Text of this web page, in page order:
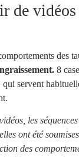
de vidéos
des
8
servent
les
ont été
des